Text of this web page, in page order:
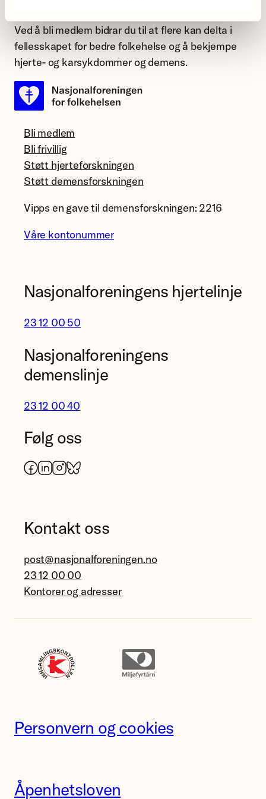
beslutninger skal bidra til bedre helse.
Ved å bli medlem bidrar du til at flere kan delta i
fellesskapet for bedre folkehelse og å bekjempe
hjerte- og karsykdommer og demens.
Bli medlem
Bli frivillig
Støtt hjerteforskningen
Støtt demensforskningen
Vipps en gave til demensforskningen: 2216
Våre kontonummer
Nasjonalforeningens hjertelinje
23 12 00 50
Nasjonalforeningens
demenslinje
23 12 00 40
Følg oss
Facebook
LinkedIn
Instagram
Bluesky
Kontakt oss
post@nasjonalforeningen.no
23 12 00 00
Kontorer og adresser
Personvern og cookies
Åpenhetsloven